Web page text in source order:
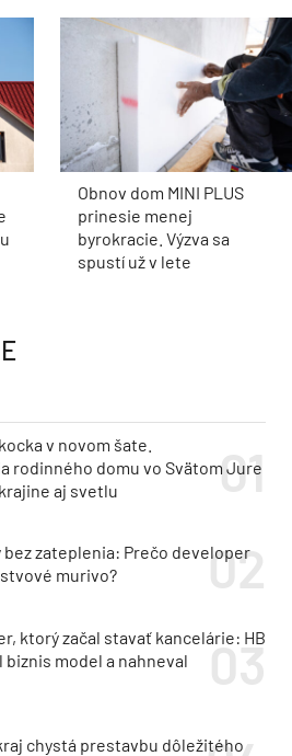
Obnov dom MINI PLUS
prinesie menej
byrokracie. Výzva sa
spustí už v lete
v novom šate.
rodinného domu vo Svätom Jure
aj svetlu
bez zateplenia: Prečo developer
murivo?
ktorý začal stavať kancelárie: HB
biznis model a nahneval
chystá prestavbu dôležitého